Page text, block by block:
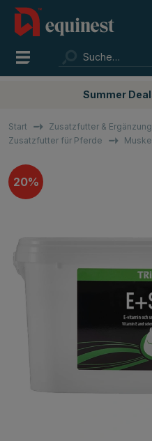
Summer
Start
Zusatzfutter &
Zusatzfutter für Pferde
20